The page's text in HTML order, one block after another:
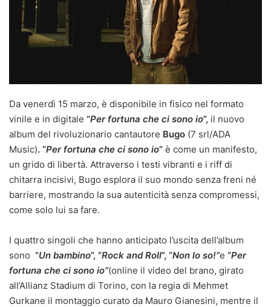
Da venerdì 15 marzo, è disponibile in fisico nel formato
vinile e in digitale “Per fortuna che ci sono io”, il nuovo
album del rivoluzionario cantautore Bugo (7 srl/ADA
Music). “Per fortuna che ci sono io” è come un manifesto,
un grido di libertà. Attraverso i testi vibranti e i riff di
chitarra incisivi, Bugo esplora il suo mondo senza freni né
barriere, mostrando la sua autenticità senza compromessi,
come solo lui sa fare.
I quattro singoli che hanno anticipato l’uscita dell’album
sono “Un bambino”, “Rock and Roll”, “Non lo so!”e “Per
fortuna che ci sono io”(online il video del brano, girato
all’Allianz Stadium di Torino, con la regia di Mehmet
Gurkane il montaggio curato da Mauro Gianesini, mentre il